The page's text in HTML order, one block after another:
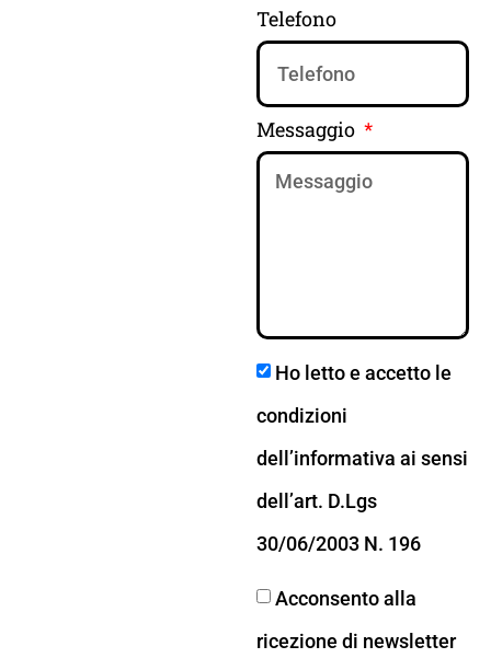
Telefono
Messaggio
Ho letto e accetto le
condizioni
dell’informativa ai sensi
dell’art. D.Lgs
30/06/2003 N. 196
Acconsento alla
ricezione di newsletter